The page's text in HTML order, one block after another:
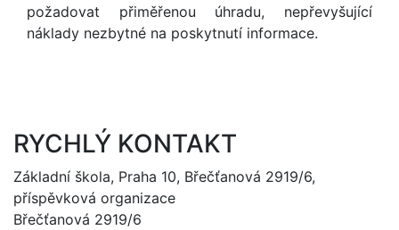
požadovat přiměřenou úhradu, nepřevyšující
náklady nezbytné na poskytnutí informace.
RYCHLÝ KONTAKT
Základní škola, Praha 10, Břečťanová 2919/6,
příspěvková organizace
Břečťanová 2919/6